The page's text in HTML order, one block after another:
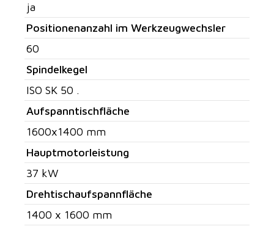
ja
Positionenanzahl im Werkzeugwechsler
60
Spindelkegel
ISO SK 50 .
Aufspanntischfläche
1600x1400 mm
Hauptmotorleistung
37 kW
Drehtischaufspannfläche
1400 x 1600 mm